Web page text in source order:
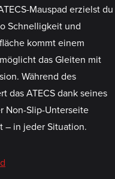
Mauspad erzielst du
Schnelligkeit und
kommt einem
das Gleiten mit
Während des
das ATECS dank seines
Non-Slip-Unterseite
– in jeder Situation.